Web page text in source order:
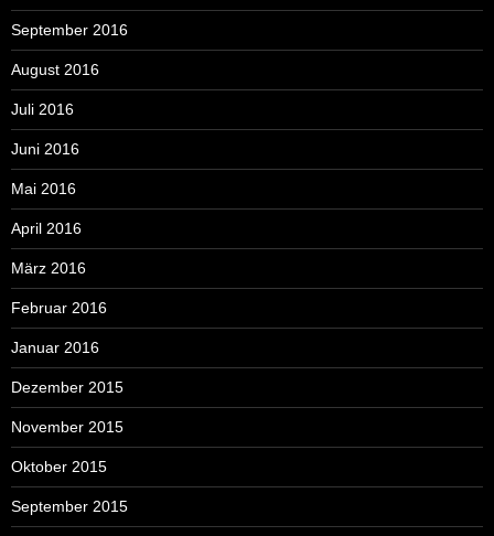
September 2016
August 2016
Juli 2016
Juni 2016
Mai 2016
April 2016
März 2016
Februar 2016
Januar 2016
Dezember 2015
November 2015
Oktober 2015
September 2015